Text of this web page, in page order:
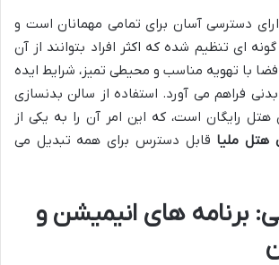
دسترسی آسان برای تمامی مهمانان است و
ای تنظیم شده که اکثر افراد بتوانند از آن
با تهویه مناسب و محیطی تمیز، شرایط ایده
فراهم می آورد. استفاده از سالن بدنسازی
هتل رایگان است، که این امر آن را به یکی از
هتل ملیا قابل دسترس برای همه تبدیل می
برنامه های انیمیشن و